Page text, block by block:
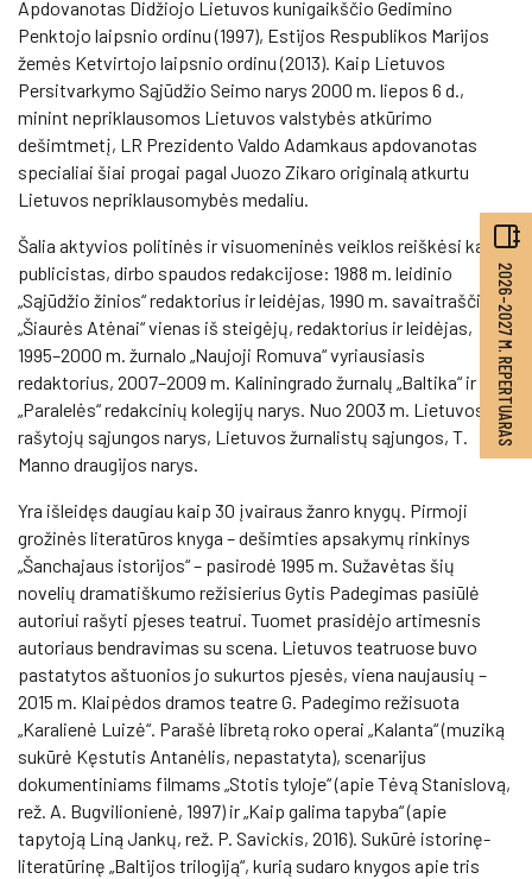
Apdovanotas Didžiojo Lietuvos kunigaikščio Gedimino
Penktojo laipsnio ordinu (1997), Estijos Respublikos Marijos
žemės Ketvirtojo laipsnio ordinu (2013). Kaip Lietuvos
Persitvarkymo Sąjūdžio Seimo narys 2000 m. liepos 6 d.,
minint nepriklausomos Lietuvos valstybės atkūrimo
dešimtmetį, LR Prezidento Valdo Adamkaus apdovanotas
specialiai šiai progai pagal Juozo Zikaro originalą atkurtu
Lietuvos nepriklausomybės medaliu.
Šalia aktyvios politinės ir visuomeninės veiklos reiškėsi kaip
publicistas, dirbo spaudos redakcijose: 1988 m. leidinio
„Sąjūdžio žinios“ redaktorius ir leidėjas, 1990 m. savaitraščio
„Šiaurės Atėnai“ vienas iš steigėjų, redaktorius ir leidėjas,
1995–2000 m. žurnalo „Naujoji Romuva“ vyriausiasis
redaktorius, 2007–2009 m. Kaliningrado žurnalų „Baltika“ ir
„Paralelės“ redakcinių kolegijų narys. Nuo 2003 m. Lietuvos
rašytojų sąjungos narys, Lietuvos žurnalistų sąjungos, T.
Manno draugijos narys.
Yra išleidęs daugiau kaip 30 įvairaus žanro knygų. Pirmoji
grožinės literatūros knyga – dešimties apsakymų rinkinys
„Šanchajaus istorijos“ – pasirodė 1995 m. Sužavėtas šių
novelių dramatiškumo režisierius Gytis Padegimas pasiūlė
autoriui rašyti pjeses teatrui. Tuomet prasidėjo artimesnis
autoriaus bendravimas su scena. Lietuvos teatruose buvo
pastatytos aštuonios jo sukurtos pjesės, viena naujausių –
2015 m. Klaipėdos dramos teatre G. Padegimo režisuota
„Karalienė Luizė“. Parašė libretą roko operai „Kalanta“ (muziką
sukūrė Kęstutis Antanėlis, nepastatyta), scenarijus
dokumentiniams filmams „Stotis tyloje“ (apie Tėvą Stanislovą,
rež. A. Bugvilionienė, 1997) ir „Kaip galima tapyba“ (apie
tapytoją Liną Jankų, rež. P. Savickis, 2016). Sukūrė istorinę-
literatūrinę „Baltijos trilogiją“, kurią sudaro knygos apie tris
2026–2027 M. REPERTUARAS